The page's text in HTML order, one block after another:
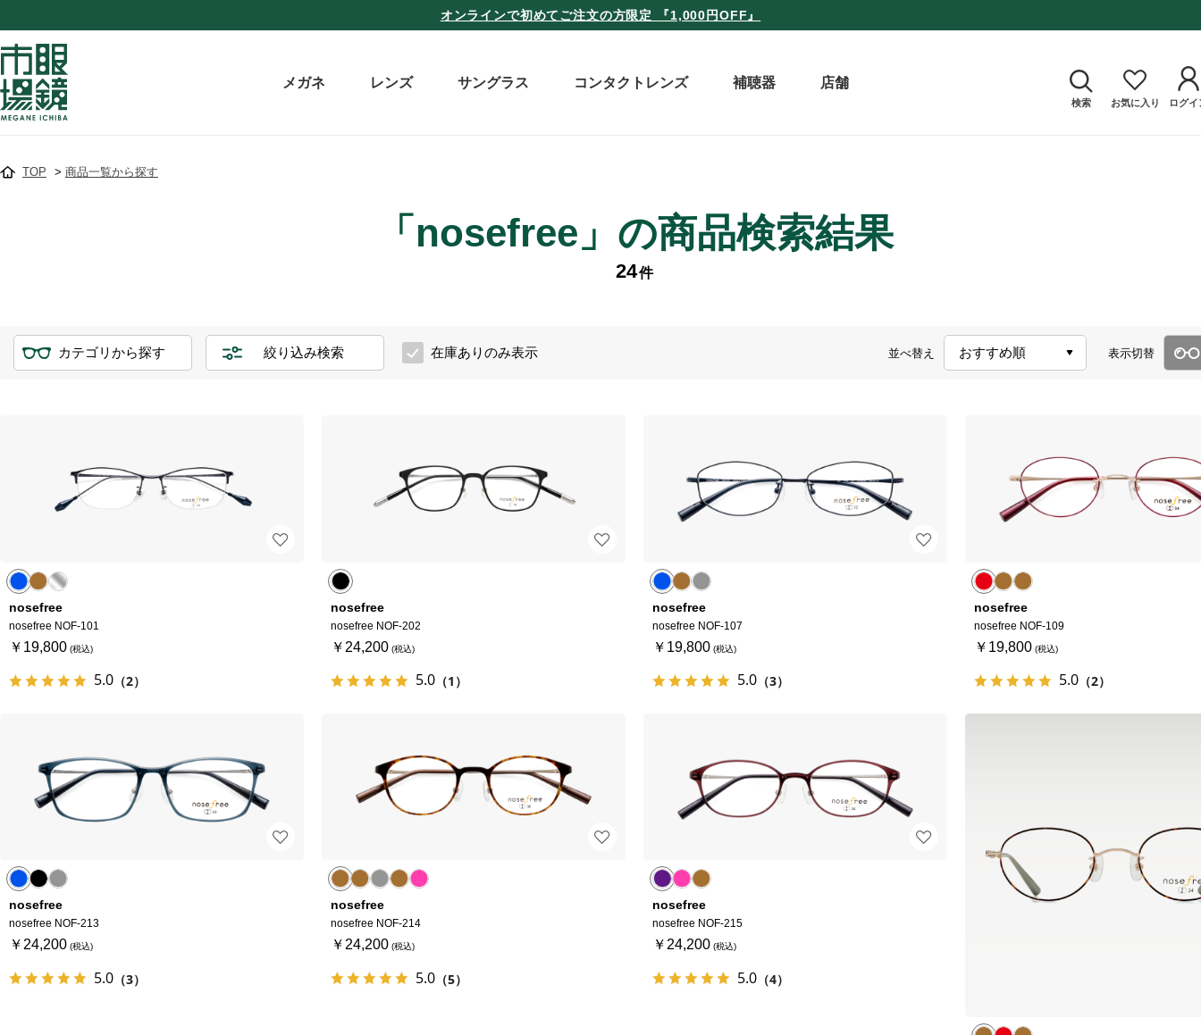
オンラインで初めてご注文の方限定 『1,000円OFF』
メガネ レンズ サングラス コンタクトレンズ 補聴器 店舗
検索 お気に入り ログイ
TOP > 商品一覧から探す
「nosefree」の商品検索結果
24件
カテゴリから探す 絞り込み検索 在庫ありのみ表示 並べ替え 表示切替
nosefree
nosefree NOF-101
￥19,800
5.0 （2）
nosefree
nosefree NOF-202
￥24,200
5.0 （1）
nosefree
nosefree NOF-107
￥19,800
5.0 （3）
nosefree
nosefree NOF-109
￥19,800
5.0 （2）
nosefree
nosefree NOF-213
￥24,200
5.0 （3）
nosefree
nosefree NOF-214
￥24,200
5.0 （5）
nosefree
nosefree NOF-215
￥24,200
5.0 （4）